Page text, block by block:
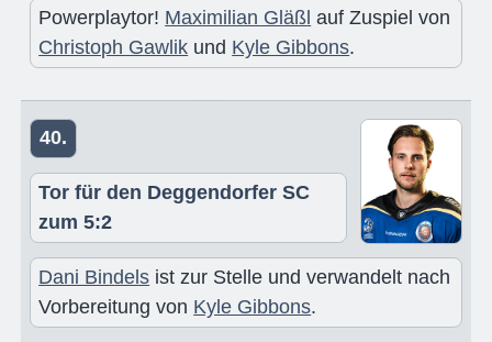
Powerplaytor! Maximilian Gläßl auf Zuspiel von
Christoph Gawlik und Kyle Gibbons.
40.
Tor für den Deggendorfer SC
zum 5:2
Dani Bindels ist zur Stelle und verwandelt nach
Vorbereitung von Kyle Gibbons.